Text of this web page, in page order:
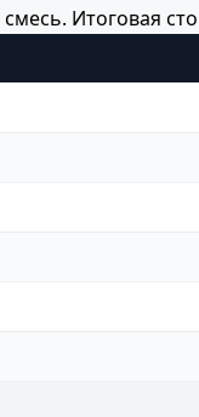
Итоговая